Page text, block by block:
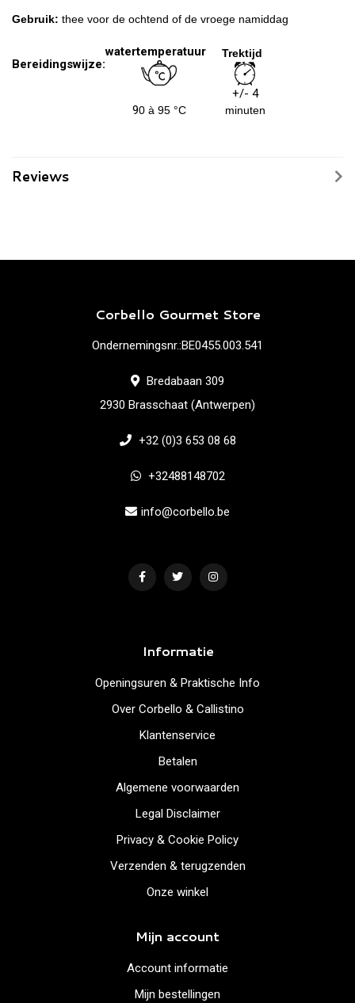
Gebruik: thee voor de ochtend of de vroege namiddag
Bereidingswijze:
watertemperatuur Trektijd
90 à 95 °C
+/- 4
minuten
Reviews
Corbello Gourmet Store
Ondernemingsnr.:BE0455.003.541
Bredabaan 309
2930 Brasschaat (Antwerpen)
+32 (0)3 653 08 68
+32488148702
info@corbello.be
Informatie
Openingsuren & Praktische Info
Over Corbello & Callistino
Klantenservice
Betalen
Algemene voorwaarden
Legal Disclaimer
Privacy & Cookie Policy
Verzenden & terugzenden
Onze winkel
Mijn account
Account informatie
Mijn bestellingen